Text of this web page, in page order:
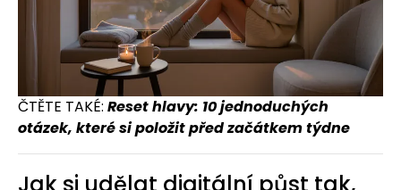
ČTĚTE TAKÉ: Reset hlavy: 10 jednoduchých
otázek, které si položit před začátkem týdne
Jak si udělat digitální půst tak,